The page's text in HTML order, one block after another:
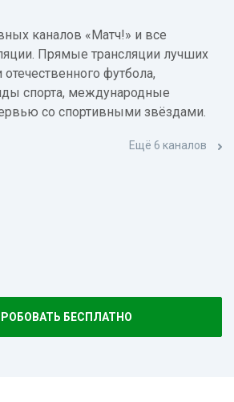
каналов «Матч!» и все
Прямые трансляции лучших
футбола,
спорта, международные
со спортивными звёздами.
Ещё 6 каналов
БЕСПЛАТНО